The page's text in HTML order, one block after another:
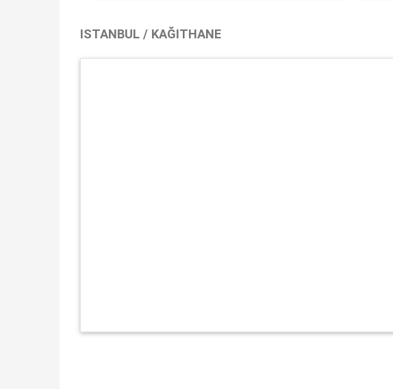
ISTANBUL / KAĞITHANE